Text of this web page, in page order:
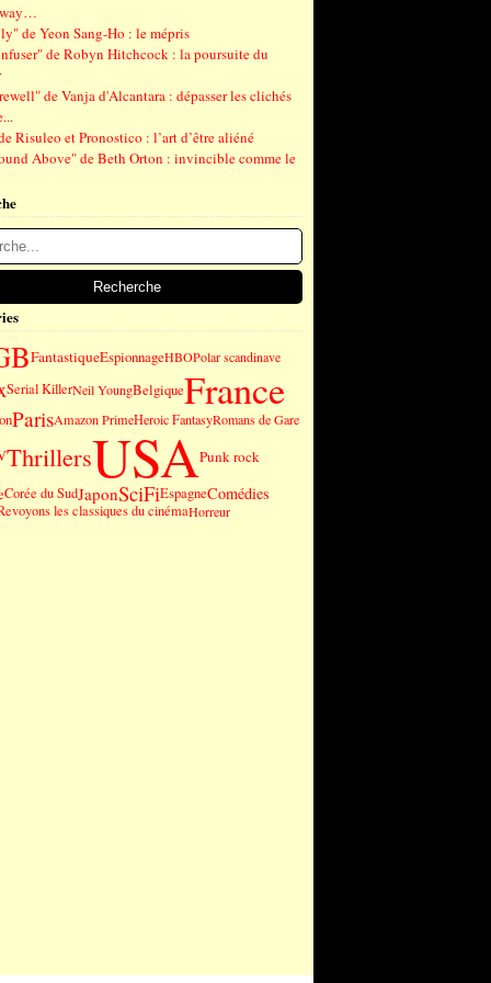
de Yeon Sang-Ho : le mépris
de Robyn Hitchcock : la poursuite du
de Vanja d'Alcantara : dépasser les clichés
Risuleo et Pronostico : l’art d’être aliéné
Above" de Beth Orton : invincible comme le
FantastiqueEspionnageHBOPolar scandinave
Serial KillerNeil YoungBelgiqueFrance
ParisAmazon PrimeHeroic FantasyRomans de Gare
ThrillersUSAPunk rock
Corée du SudJaponSciFiEspagneComédies
les classiques du cinémaHorreur